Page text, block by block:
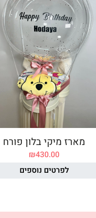
מארז מיקי בלון פורח
₪430.00
לפרטים נוספים